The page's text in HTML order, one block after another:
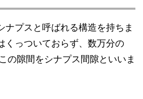
ナプスと呼ばれる構造を持ちま
くっついておらず、数万分の
の隙間をシナプス間隙といいま